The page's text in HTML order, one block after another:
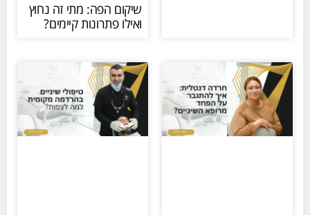
שיקום הפה: מתי זה נחוץ
ואילו פתרונות קיימים?